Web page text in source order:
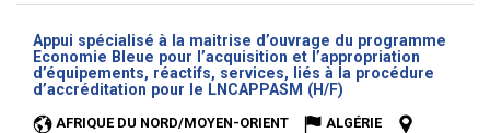
Appui spécialisé à la maitrise d’ouvrage du programme
Economie Bleue pour l’acquisition et l’appropriation
d’équipements, réactifs, services, liés à la procédure
d’accréditation pour le LNCAPPASM (H/F)
AFRIQUE DU NORD/MOYEN-ORIENT
ALGÉRIE